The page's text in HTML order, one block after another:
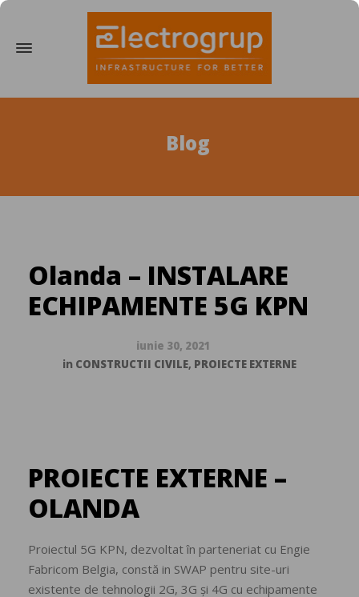
Blog
Olanda – INSTALARE
ECHIPAMENTE 5G KPN
iunie 30, 2021
in CONSTRUCTII CIVILE, PROIECTE EXTERNE
PROIECTE EXTERNE –
OLANDA
Proiectul 5G KPN, dezvoltat în parteneriat cu Engie
Fabricom Belgia, constă in SWAP pentru site-uri
existente de tehnologii 2G, 3G și 4G cu echipamente